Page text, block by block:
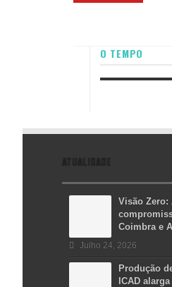
O TEMPO
ATUALIDADE
Visão Zero:
Coimbra e
Julho 24, 2026
Produção
ICAD